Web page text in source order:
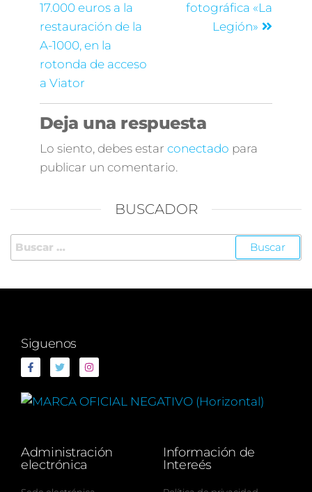
17.000 euros a la
restauración de la
A-1000, en la
rotonda de acceso
a Viator
fotográfica «La
Legión»
Deja una respuesta
Lo siento, debes estar conectado para
publicar un comentario.
BUSCADOR
Siguenos
Administración
electrónica
Información de
Intereés